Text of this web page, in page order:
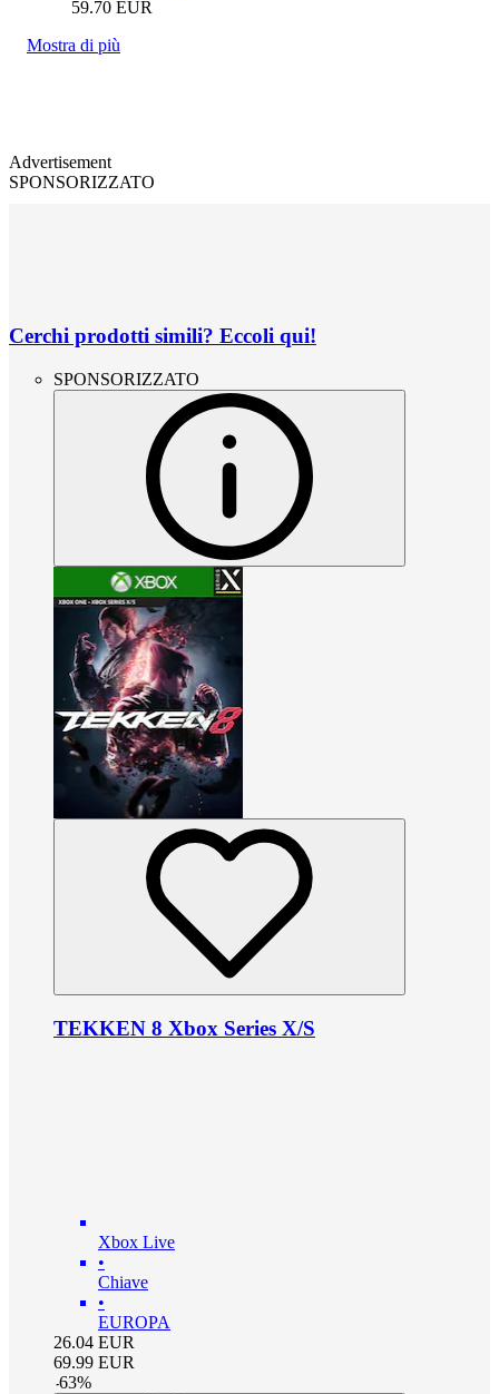
59.70 EUR
Mostra di più
Advertisement
SPONSORIZZATO
Cerchi prodotti simili? Eccoli qui!
SPONSORIZZATO
TEKKEN 8 Xbox Series X/S
Xbox Live
•
Chiave
•
EUROPA
26.04 EUR
69.99 EUR
-63%